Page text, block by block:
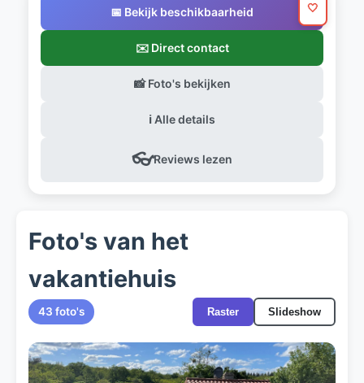
📅 Bekijk beschikbaarheid
✉️ Direct contact
📸 Foto's bekijken
ℹ️ Alle details
🤍
👓Reviews lezen
Foto's van het
vakantiehuis
43 foto's Raster Slideshow